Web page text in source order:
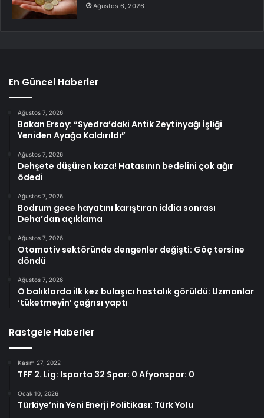
Ağustos 6, 2026
En Güncel Haberler
Ağustos 7, 2026
Bakan Ersoy: “Syedra’daki Antik Zeytinyağı İşliği
Yeniden Ayağa Kaldırıldı”
Ağustos 7, 2026
Dehşete düşüren kaza! Hatasının bedelini çok ağır
ödedi
Ağustos 7, 2026
Bodrum gece hayatını karıştıran iddia sonrası
Deha’dan açıklama
Ağustos 7, 2026
Otomotiv sektöründe dengenler değişti: Göç tersine
döndü
Ağustos 7, 2026
O balıklarda ilk kez bulaşıcı hastalık görüldü: Uzmanlar
‘tüketmeyin’ çağrısı yaptı
Rastgele Haberler
Kasım 27, 2022
TFF 2. Lig: Isparta 32 Spor: 0 Afyonspor: 0
Ocak 10, 2026
Türkiye’nin Yeni Enerji Politikası: Türk Yolu